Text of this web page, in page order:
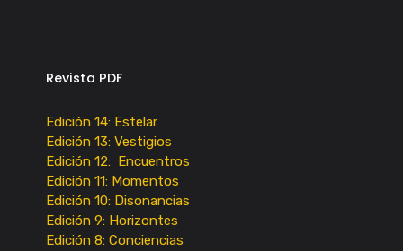
Revista PDF
Edición 14: Estelar
Edición 13: Vestigios
Edición 12: Encuentros
Edición 11: Momentos
Edición 10: Disonancias
Edición 9: Horizontes
Edición 8: Conciencias